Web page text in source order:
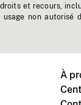
et recours,
non autorisé
À